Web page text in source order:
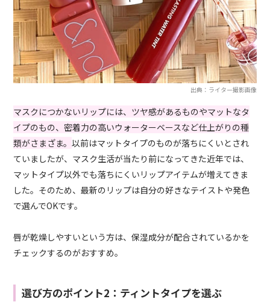
出典：ライター撮影画像
マスクにつかないリップには、ツヤ感があるものやマットなタ
イプのもの、密着力の高いウォーターベースなど仕上がりの種
類がさまざま。以前はマットタイプのものが落ちにくいとされ
ていましたが、マスク生活が当たり前になってきた近年では、
マットタイプ以外でも落ちにくいリップアイテムが増えてきま
した。そのため、最新のリップは自分の好きなテイストや発色
で選んでOKです。
唇が乾燥しやすいという方は、保湿成分が配合されているかを
チェックするのがおすすめ。
選び方のポイント2：ティントタイプを選ぶ